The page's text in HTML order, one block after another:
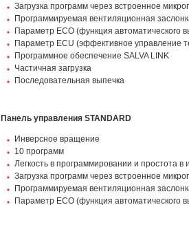
Загрузка программ через встроенное
Программируемая вентиляционная
Параметр ЕСО (функция автоматического
Параметр ECU (эффективное управление
Программное обеспечение SALVA LINK
Частичная загрузка
Последовательная выпечка
Панель управления STANDARD
Инверсное вращение
10 программ
Легкость в программировании и простота в
Загрузка программ через встроенное
Программируемая вентиляционная
Параметр ЕСО (функция автоматического